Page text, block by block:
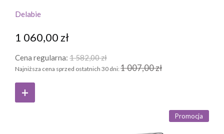
Delabie
1 060,00 zł
Cena regularna: 1 582,00 zł
Najniższa cena sprzed ostatnich 30 dni: 1 007,00 zł
Promocja